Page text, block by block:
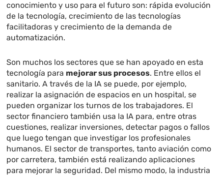
conocimiento y uso para el futuro son: rápida evolución
de la tecnología, crecimiento de las tecnologías
facilitadoras y crecimiento de la demanda de
automatización.
Son muchos los sectores que se han apoyado en esta
tecnología para mejorar sus procesos. Entre ellos el
sanitario. A través de la IA se puede, por ejemplo,
realizar la asignación de espacios en un hospital, se
pueden organizar los turnos de los trabajadores. El
sector financiero también usa la IA para, entre otras
cuestiones, realizar inversiones, detectar pagos o fallos
que luego tengan que investigar los profesionales
humanos. El sector de transportes, tanto aviación como
por carretera, también está realizando aplicaciones
para mejorar la seguridad. Del mismo modo, la industria